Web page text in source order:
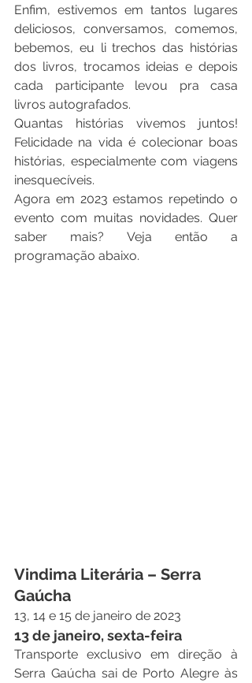
Enfim, estivemos em tantos lugares
deliciosos, conversamos, comemos,
bebemos, eu li trechos das histórias
dos livros, trocamos ideias e depois
cada participante levou pra casa
livros autografados.
Quantas histórias vivemos juntos!
Felicidade na vida é colecionar boas
histórias, especialmente com viagens
inesquecíveis.
Agora em 2023 estamos repetindo o
evento com muitas novidades. Quer
saber mais? Veja então a
programação abaixo.
Vindima Literária – Serra
Gaúcha
13, 14 e 15 de janeiro de 2023
13 de janeiro, sexta-feira
Transporte exclusivo em direção à
Serra Gaúcha sai de Porto Alegre às